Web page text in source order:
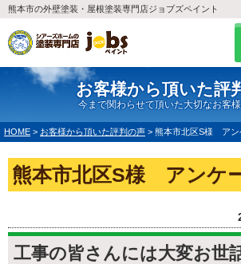
熊本市の外壁塗装・屋根塗装専門店ジョブズペイント
お客様から頂いた評
今まで関わらせて頂いた大切なお客
HOME > お客様から頂いた評判の声 > 熊本市北区S様 アン
熊本市北区S様 アンケ
工事の皆さんには大変お世